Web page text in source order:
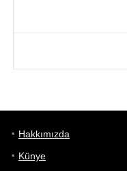
Hakkımızda
Künye